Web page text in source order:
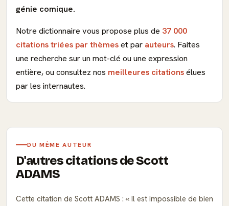
génie comique.
Notre dictionnaire vous propose plus de 37 000
citations triées par thèmeset par auteurs. Faites
une recherche sur un mot-clé ou une expression
entière, ou consultez nos meilleures citationsélues
par les internautes.
DU MÊME AUTEUR
D'autres citations de Scott
ADAMS
Cette citation de Scott ADAMS :
Il est impossible de bien